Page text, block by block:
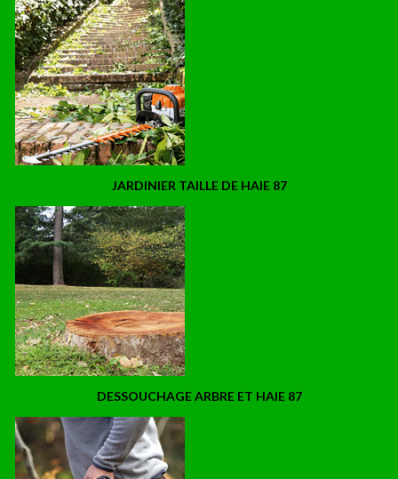
JARDINIER TAILLE DE HAIE 87
DESSOUCHAGE ARBRE ET HAIE 87